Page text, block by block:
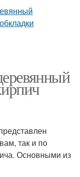
так и по
Основными из